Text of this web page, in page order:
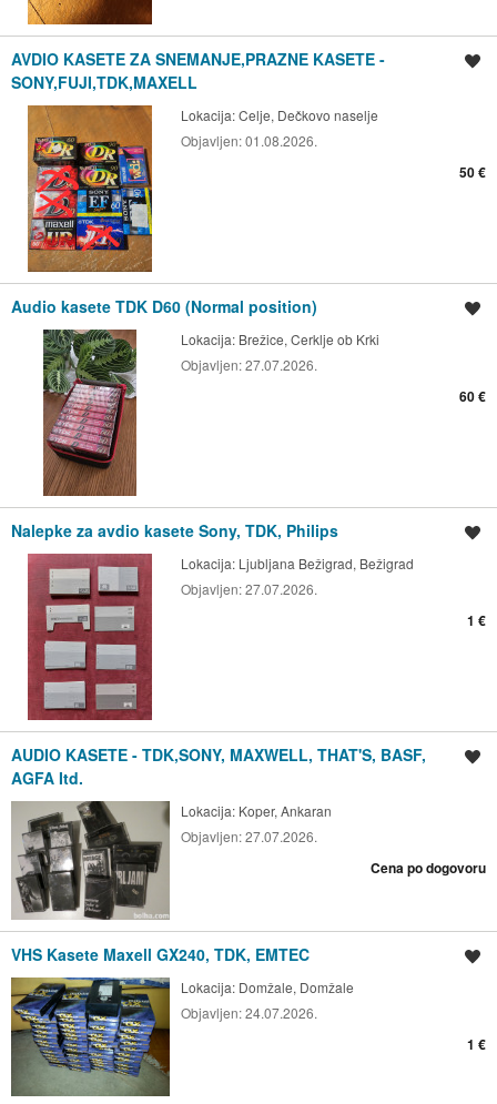
AVDIO KASETE ZA SNEMANJE,PRAZNE KASETE -
SONY,FUJI,TDK,MAXELL
Lokacija:Celje, Dečkovo naselje
Objavljen:01.08.2026.
50 €
Audio kasete TDK D60 (Normal position)
Lokacija: Brežice, Cerklje ob Krki
Objavljen:27.07.2026.
60 €
Nalepke za avdio kasete Sony, TDK, Philips
Lokacija: Ljubljana Bežigrad, Bežigrad
Objavljen:27.07.2026.
1 €
AUDIO KASETE - TDK,SONY, MAXWELL, THAT'S, BASF,
AGFA Itd.
Lokacija: Koper, Ankaran
Objavljen:27.07.2026.
Cena po dogovoru
VHS Kasete Maxell GX240, TDK, EMTEC
Lokacija: Domžale, Domžale
Objavljen:24.07.2026.
1 €